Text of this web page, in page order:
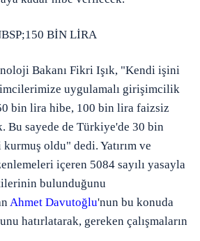
BİN LİRA
Bakanı Fikri Işık, "Kendi işini
uygulamalı girişimcilik
bin lira hibe, 100 bin lira faizsiz
Bu sayede de Türkiye'de 30 bin
kurmuş oldu" dedi. Yatırım ve
içeren 5084 sayılı yasayla
bulunduğunu
Ahmet Davutoğlu'nun bu konuda
hatırlatarak, gereken çalışmaların